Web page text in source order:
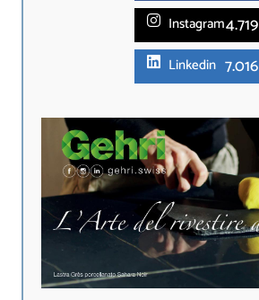
Instagram4.719
Linkedin 7.016